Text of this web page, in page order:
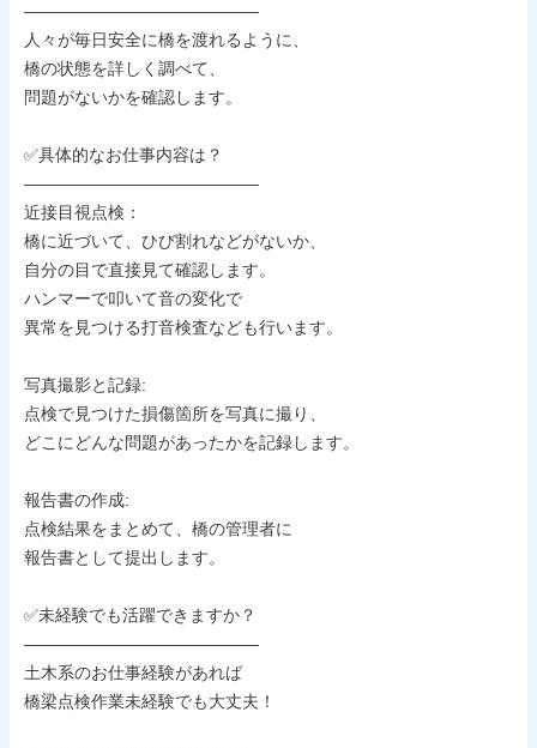
――――――――――――――
人々が毎日安全に橋を渡れるように、
橋の状態を詳しく調べて、
問題がないかを確認します。
✅具体的なお仕事内容は？
――――――――――――――
近接目視点検：
橋に近づいて、ひび割れなどがないか、
自分の目で直接見て確認します。
ハンマーで叩いて音の変化で
異常を見つける打音検査なども行います。
写真撮影と記録:
点検で見つけた損傷箇所を写真に撮り、
どこにどんな問題があったかを記録します。
報告書の作成:
点検結果をまとめて、橋の管理者に
報告書として提出します。
✅未経験でも活躍できますか？
――――――――――――――
土木系のお仕事経験があれば
橋梁点検作業未経験でも大丈夫！